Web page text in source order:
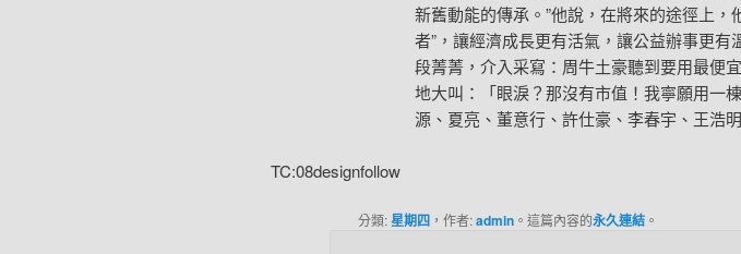
新舊動能的傳承。”他說，在將來的途徑上
者”，讓經濟成長更有活氣，讓公益辦事更有
段菁菁，介入采寫：周牛土豪聽到要用最便
地大叫：「眼淚？那沒有市值！我寧願用一
源、夏亮、董意行、許仕豪、李春宇、王浩明
TC:08designfollow
分類:星期四，作者:admin。這篇內容的永久連結。